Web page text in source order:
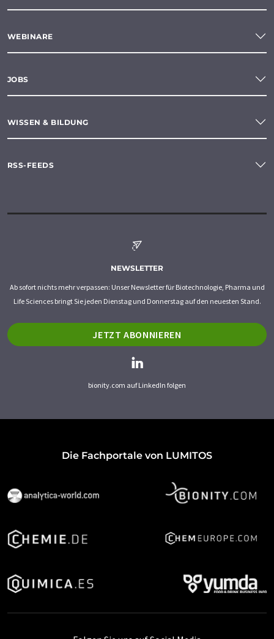
WEBINARE
JOBS
WISSEN & BILDUNG
RSS-FEEDS
NEWSLETTER
Ab sofort nichts mehr verpassen: Unser Newsletter für Biotechnologie, Pharma und
Life Sciences bringt Sie jeden Dienstag und Donnerstag auf den neuesten Stand.
JETZT ABONNIEREN
bionity.com auf LinkedIn folgen
Die Fachportale von LUMITOS